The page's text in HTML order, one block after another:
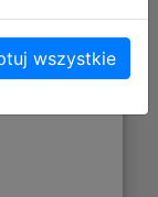
wszystkie